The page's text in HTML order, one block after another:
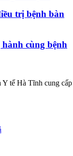
trị bệnh bàn
cùng bệnh
Y tế Hà Tĩnh cung cấp